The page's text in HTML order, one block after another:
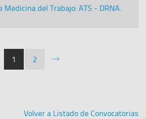
Medicina del Trabajo: ATS - DRNA.
1 2
Volver a Listado de Convocatorias